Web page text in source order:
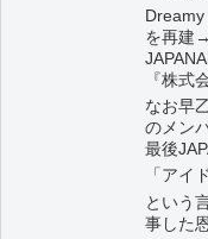
を再建
『株式
なお早
のメン
最後
「アイ
という
事した